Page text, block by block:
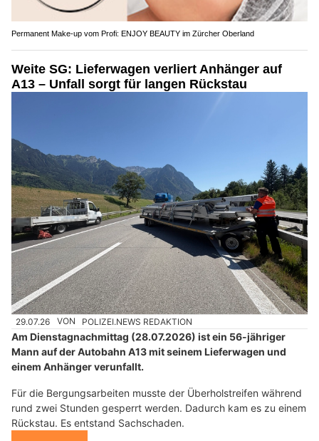
Permanent Make-up vom Profi: ENJOY BEAUTY im Zürcher Oberland
Weite SG: Lieferwagen verliert Anhänger auf
A13 – Unfall sorgt für langen Rückstau
29.07.26 VON POLIZEI.NEWS REDAKTION
Am Dienstagnachmittag (28.07.2026) ist ein 56-jähriger
Mann auf der Autobahn A13 mit seinem Lieferwagen und
einem Anhänger verunfallt.
Für die Bergungsarbeiten musste der Überholstreifen während
rund zwei Stunden gesperrt werden. Dadurch kam es zu einem
Rückstau. Es entstand Sachschaden.